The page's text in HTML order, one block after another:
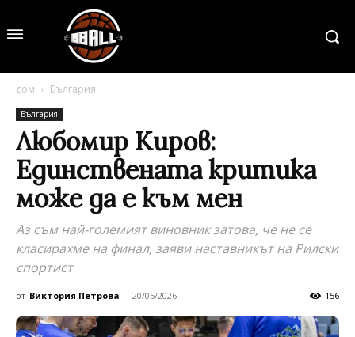
дом България
България
Любомир Киров:
Единствената критика
може да е към мен
Аз съм най-големият виновник затова, че не се
класирахме на финал, заяви наставникът на Рилски
спортист
от Виктория Петрова - 20/05/2026 156